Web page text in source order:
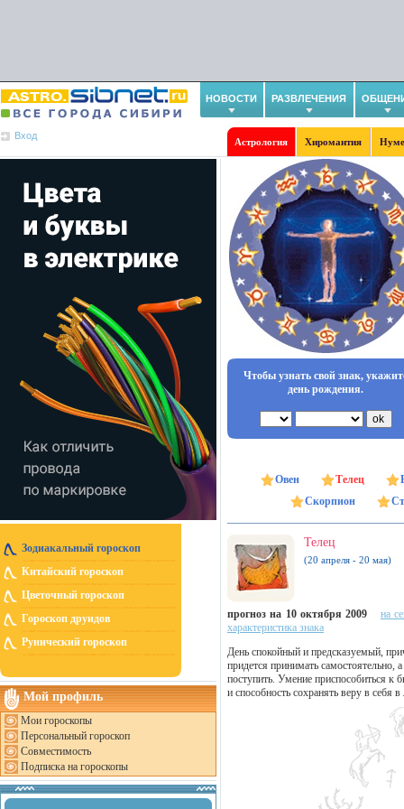
НОВОСТИ РАЗВЛЕЧЕНИЯ
Вход
Астрология Хиромантия
Зодиакальный гороскоп
Китайский гороскоп
Цветочный гороскоп
Гороскоп друидов
Рунический гороскоп
Мой профиль
Мои гороскопы
Персональный гороскоп
Совместимость
Подписка на гороскопы
Чтобы узнать свой знак,
день рождения.
Овен Телец
Скорпион
Телец
(20 апреля - 20 мая)
прогноз на 10 октября 2009
на
характеристика знака
День спокойный и предсказуемый,
придется принимать самостоятельно,
поступить. Умение приспособиться
и способность сохранять веру в себя